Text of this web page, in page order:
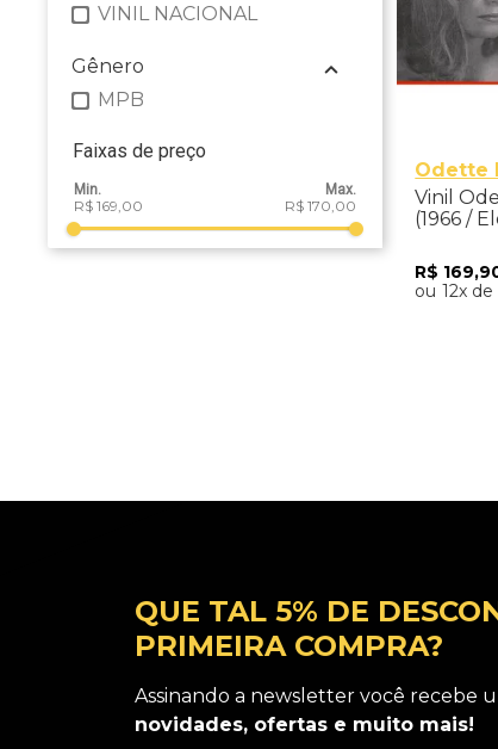
VINIL NACIONAL
Gênero
MPB
Faixas de preço
R$ 169,00 R$ 170,00
Odette
Vinil
(1966 /
R$ 169,
12
QUE TAL 5% DE
PRIMEIRA COMPRA?
Assinando a newsletter você recebe
novidades, ofertas e muito mais!